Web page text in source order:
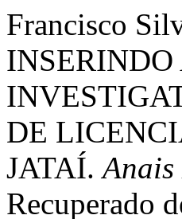
Francisco
DE
JATAÍ.Anais
Recuperado